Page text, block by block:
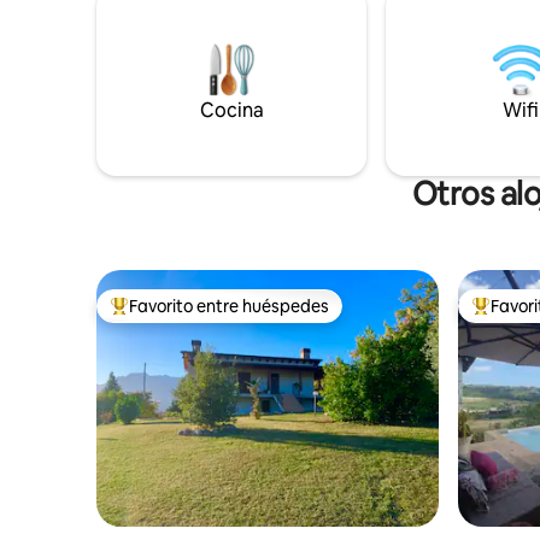
cabras, gallinas, patos, gatos y nuestro
adorable perro.
el fin de
Cocina Wifi
Otros
Favorito entre huéspedes preferido
Favorito entre huéspedes